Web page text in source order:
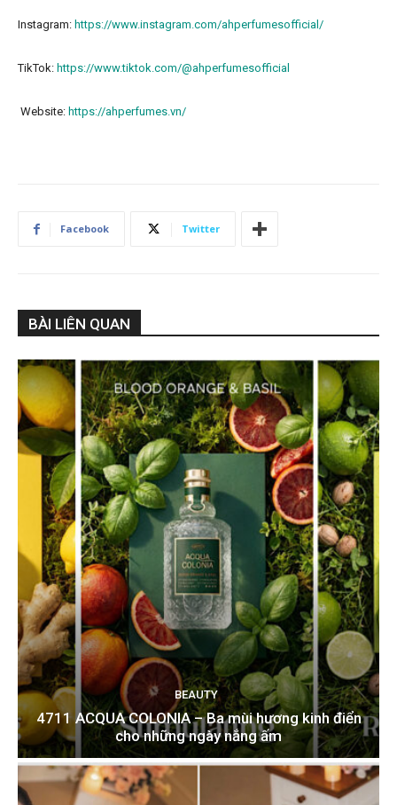
Instagram: https://www.instagram.com/ahperfumesofficial/
TikTok: https://www.tiktok.com/@ahperfumesofficial
Website: https://ahperfumes.vn/
Facebook Twitter
BÀI LIÊN QUAN
BEAUTY
4711 ACQUA COLONIA – Ba mùi hương kinh điển
cho những ngày nắng ấm